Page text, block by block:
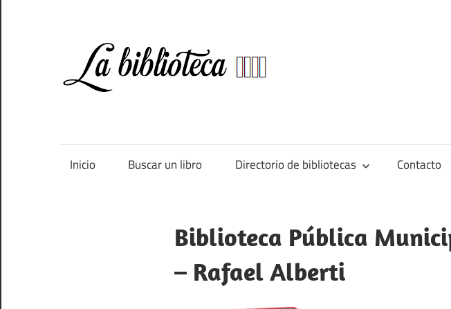
contenido
bibliotecas
deInicio Buscar un libro Directorio de bibliotecas Contacto
Biblioteca Pública
– Rafael Alberti